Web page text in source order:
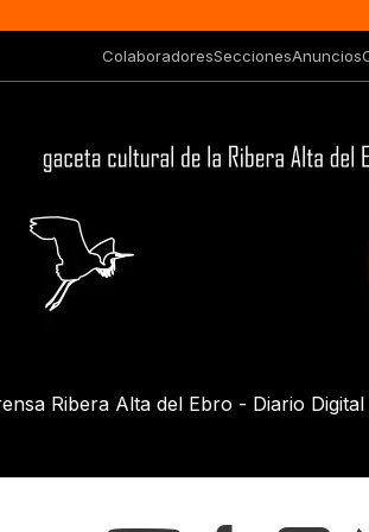
ColaboradoresSeccionesAnuncios
Ribera Alta del Ebro - Diario